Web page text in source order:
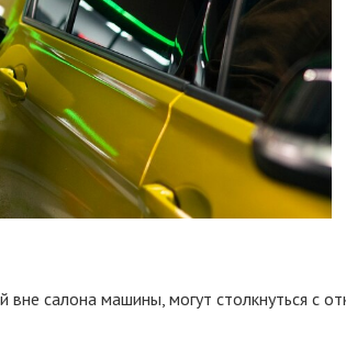
салона машины, могут столкнуться с